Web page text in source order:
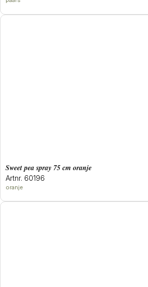
sweet pea spray 75 cm oranje
Artnr. 60196
oranje